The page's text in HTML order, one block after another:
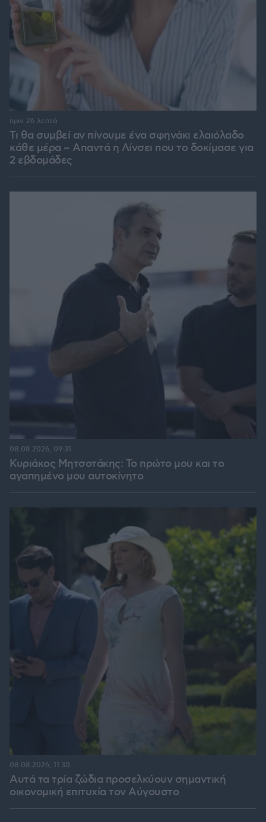
Τι θα συμβεί αν πίνουμε ένα σφηνάκι ελαιόλαδο
κάθε μέρα – Απαντά η Λίνσει που το δοκίμασε για
2 εβδομάδες
πριν 26 λεπτά
Κυριάκος Μητσοτάκης: Το πρώτο μου και το
αγαπημένο μου αυτοκίνητο
08.08.2026, 09:31
Αυτά τα τρία ζώδια προσελκύουν σημαντική
οικονομική επιτυχία τον Αύγουστο
08.08.2026, 11:30